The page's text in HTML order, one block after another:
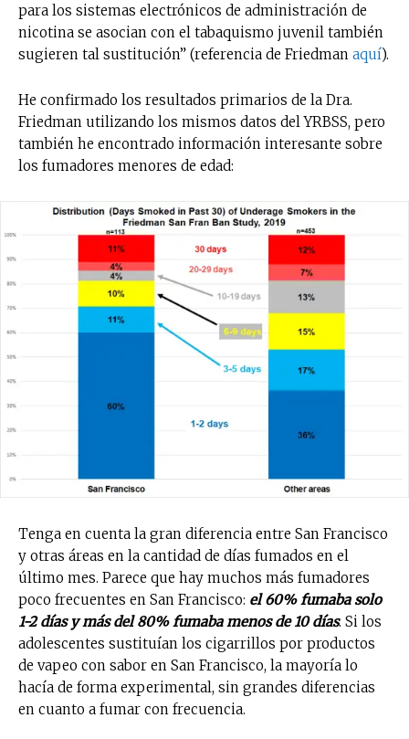
para los sistemas electrónicos de administración de
nicotina se asocian con el tabaquismo juvenil también
sugieren tal sustitución” (referencia de Friedman aquí).
He confirmado los resultados primarios de la Dra.
Friedman utilizando los mismos datos del YRBSS, pero
también he encontrado información interesante sobre
los fumadores menores de edad:
Tenga en cuenta la gran diferencia entre San Francisco
y otras áreas en la cantidad de días fumados en el
último mes. Parece que hay muchos más fumadores
poco frecuentes en San Francisco: el 60% fumaba solo
1-2 días y más del 80% fumaba menos de 10 días. Si los
adolescentes sustituían los cigarrillos por productos
de vapeo con sabor en San Francisco, la mayoría lo
hacía de forma experimental, sin grandes diferencias
en cuanto a fumar con frecuencia.